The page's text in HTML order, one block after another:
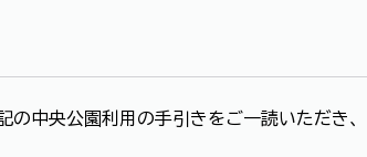
中央公園利用の手引きをご一読いただき